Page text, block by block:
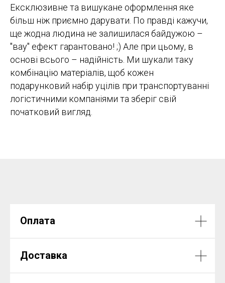
Ексклюзивне та вишукане оформлення яке
більш ніж приємно дарувати. По правді кажучи,
ще жодна людина не залишилася байдужою –
"вау" ефект гарантовано! ;) Але при цьому, в
основі всього – надійність. Ми шукали таку
комбінацію матеріалів, щоб кожен
подарунковий набір уцілів при транспортуванні
логістичними компаніями та зберіг свій
початковий вигляд.
Оплата
Доставка